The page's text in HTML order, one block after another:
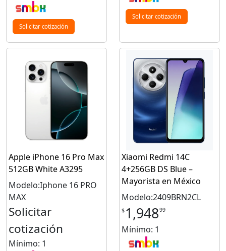
Solicitar cotización
Solicitar cotización
Apple iPhone 16 Pro Max
512GB White A3295
Modelo:Iphone 16 PRO
MAX
Solicitar
cotización
Mínimo: 1
Xiaomi Redmi 14C
4+256GB DS Blue –
Mayorista en México
Modelo:2409BRN2CL
$ 1,94899
Mínimo: 1